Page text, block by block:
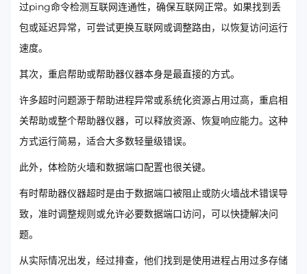
过ping命令检测互联网连通性，确保互联网正常。如果找到丢
包或延迟异常，可尝试更换互联网或调整路由，以恢复访问运行
速度。
其次，重启帮助或帮助器仪器本身是最直接的方式。
许多超时问题源于帮助进程异常或系统化资源占用过高，重启相
关帮助或整个帮助器仪器，可以释放资源、恢复响应能力。这种
方式运行简易，适合大多数轻量级错误。
此外，体检防火墙和数据端口配置也很关键。
有时帮助器仪器超时是由于数据端口被阻止或防火墙战术错误导
致，准时调整规则或允许必要数据端口访问，可以快捷解决问
题。
从实际情况出发，经过排查，他们找到是使用进程占用过多存储